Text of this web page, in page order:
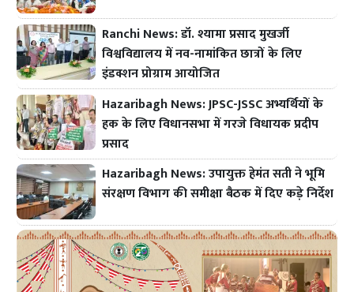
Ranchi News: डॉ. श्यामा प्रसाद मुखर्जी
विश्वविद्यालय में नव-नामांकित छात्रों के लिए
इंडक्शन प्रोग्राम आयोजित
Hazaribagh News: JPSC-JSSC अभ्यर्थियों के
हक के लिए विधानसभा में गरजे विधायक प्रदीप
प्रसाद
Hazaribagh News: उपायुक्त हेमंत सती ने भूमि
संरक्षण विभाग की समीक्षा बैठक में दिए कड़े निर्देश